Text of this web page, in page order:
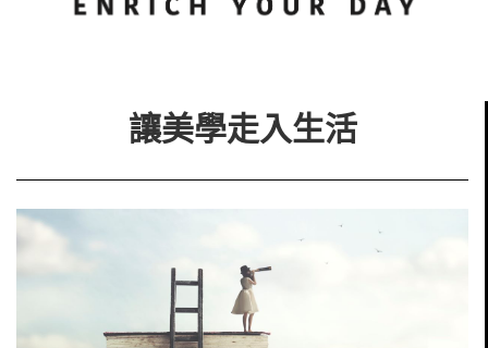
讓美學走入生活